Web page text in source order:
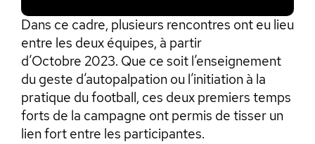
Dans ce cadre, plusieurs rencontres ont eu lieu
entre les deux équipes, à partir
d’Octobre 2023. Que ce soit l’enseignement
du geste d’autopalpation ou l’initiation à la
pratique du football, ces deux premiers temps
forts de la campagne ont permis de tisser un
lien fort entre les participantes.